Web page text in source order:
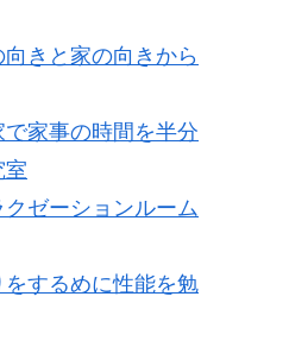
きと家の向きから
家事の時間を半分
室
ゼーションルーム
するめに性能を勉